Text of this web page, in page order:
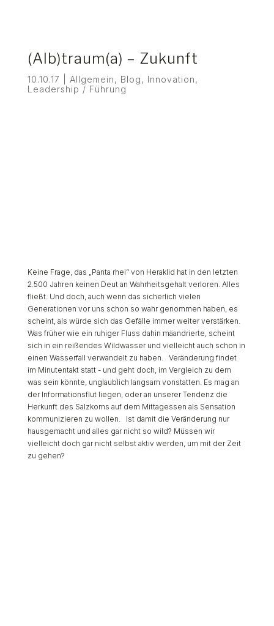
(Alb)traum(a) – Zukunft
10.10.17 Allgemein, Blog, Innovation,
Leadership / Führung
Keine Frage, das „ Panta rhei“ von Heraklid hat in den letzten
2.500 Jahren keinen Deut an Wahrheitsgehalt verloren. Alles
fließt. Und doch, auch wenn das sicherlich vielen
Generationen vor uns schon so wahr genommen haben, es
scheint, als würde sich das Gefälle immer weiter verstärken.
Was früher wie ein ruhiger Fluss dahin mäandrierte, scheint
sich in ein reißendes Wildwasser und vielleicht auch schon in
einen Wasserfall verwandelt zu haben. Veränderung findet
im Minutentakt statt - und geht doch, im Vergleich zu dem
was sein könnte, unglaublich langsam vonstatten. Es mag an
der Informationsflut liegen, oder an unserer Tendenz die
Herkunft des Salzkorns auf dem Mittagessen als Sensation
kommunizieren zu wollen. Ist damit die Veränderung nur
hausgemacht und alles gar nicht so wild? Müssen wir
vielleicht doch gar nicht selbst aktiv werden, um mit der Zeit
zu gehen?